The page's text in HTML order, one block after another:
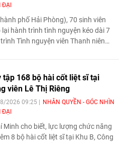
ĐẠI
phố Hải Phòng), 70 sinh viên
hành trình tình nguyện kéo dài 7
Tình nguyện viên Thanh niên
tập 168 bộ hài cốt liệt sĩ tại
viên Lê Thị Riêng
2026 09:25
NHÂN QUYỀN - GÓC NHÌN
ĐẠI
Minh cho biết, lực lượng chức năng
8 bộ hài cốt liệt sĩ tại Khu B, Công